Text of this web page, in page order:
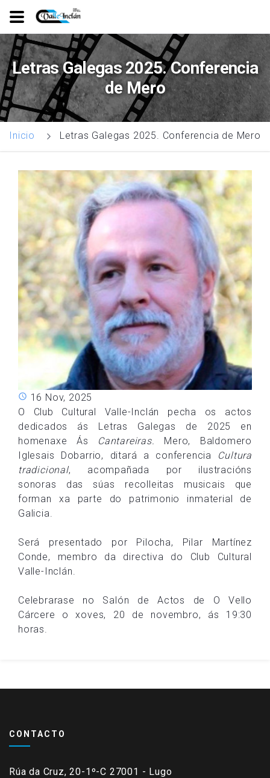
o
contido
principal
Letras Galegas 2025. Conferencia
de Mero
Inicio Letras Galegas 2025. Conferencia de Mero
16 Nov, 2025
O Club Cultural Valle-Inclán pecha os actos
dedicados ás Letras Galegas de 2025 en
homenaxe Ás
Cantareiras.
Mero, Baldomero
Iglesais Dobarrio, ditará a conferencia Cultura
tradicional, acompañada por ilustracións
sonoras das súas recolleitas musicais que
forman xa parte do patrimonio inmaterial de
Galicia.
Será presentado por Pilocha, Pilar Martínez
Conde, membro da directiva do Club Cultural
Valle-Inclán.
Celebrarase no Salón de Actos de O Vello
Cárcere o xoves, 20 de novembro, ás 19:30
horas.
CONTACTO
Rúa da Cruz, 20-1º-C 27001 - Lugo